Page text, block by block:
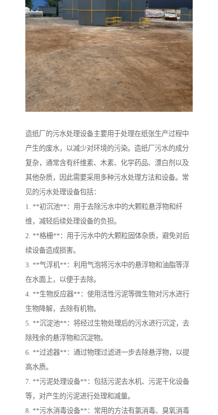
造纸厂的污水处理设备主要用于处理在纸张生产过程中
产生的废水，以减少对环境的污染。造纸厂污水的成分
复杂，通常含有纤维素、木素、化学药品、漂白剂以及
其他杂质，因此需要采用多种污水处理方法和设备。常
见的污水处理设备包括：
1. **初沉池**：用于去除污水中的大颗粒悬浮物和纤
维，减轻后续处理设备的负担。
2. **格栅**：用于污水中的大颗粒固体杂质，避免对后
续设备造成损害。
3. **气浮机**：利用气泡将污水中的悬浮物和油脂等浮
在水面上，以便于去除。
4. **生物反应器**：使用活性污泥等微生物对污水进行
生物降解，去除有机物。
5. **沉淀池**：将经过生物处理后的污水进行沉淀，去
除残余的悬浮物和沉淀物。
6. **过滤器**：通过物理过滤进一步去除悬浮物，以提
高水质。
7. **污泥处理设备**：包括污泥去水机、污泥干化设备
等，对产生的污泥进行处理和减量。
8. **污水消毒设备**：常用的方法有氯消毒、臭氧消毒